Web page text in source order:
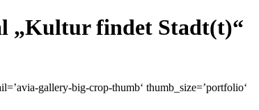
„Kultur findet Stadt(t)“
gallery-big-crop-thumb‘ thumb_size=’portfolio‘